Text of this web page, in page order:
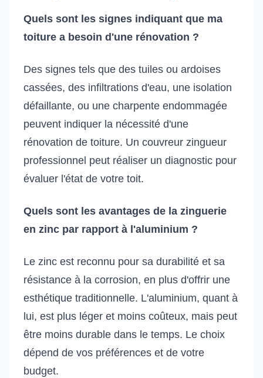
Quels sont les signes indiquant que ma
toiture a besoin d'une rénovation ?
Des signes tels que des tuiles ou ardoises
cassées, des infiltrations d'eau, une isolation
défaillante, ou une charpente endommagée
peuvent indiquer la nécessité d'une
rénovation de toiture. Un couvreur zingueur
professionnel peut réaliser un diagnostic pour
évaluer l'état de votre toit.
Quels sont les avantages de la zinguerie
en zinc par rapport à l'aluminium ?
Le zinc est reconnu pour sa durabilité et sa
résistance à la corrosion, en plus d'offrir une
esthétique traditionnelle. L'aluminium, quant à
lui, est plus léger et moins coûteux, mais peut
être moins durable dans le temps. Le choix
dépend de vos préférences et de votre
budget.